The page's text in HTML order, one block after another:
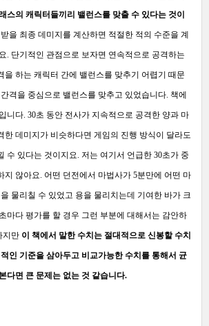
스의 캐릭터들끼리 밸런스를 맞출 수 있다는 것이
을 최종 데미지를 계산하면 적절한 적의 수준을 계
. 단기적인 관점으로 보자면 연속적으로 공격하는
을 하는 캐릭터 간에 밸런스를 맞추기 어렵기 때문
격을 중심으로 밸런스를 맞추고 있었습니다. 책에
니다. 30초 동안 전사가 지속적으로 공격한 양과 마
한 데미지가 비슷하다면 게임의 진행 방식이 달라도
수 있다는 것이지요. 저는 여기서 언급한 30초가 중
지 않아요. 어떤 던전에서 마법사가 5분만에 어떤 마
물리칠 수 있었고 용을 물리치는데 기여한 바가 크
마다 평가를 할 경우 그런 부분에 대해서는 감안하
지만 이 책에서 말한 수치는 절대적으로 신봉할 수치
인 기준을 삼아두고 비교가능한 수치를 통해서 균
다면 큰 문제는 없는 것 같습니다.